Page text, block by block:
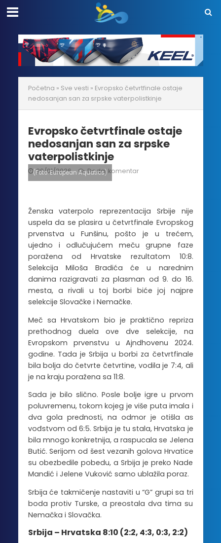
Početna » Sve vesti » Evropsko četvrtfinale ostaje
nedosanjan san za srpske vaterpolistkinje
Evropsko četvrtfinale ostaje
nedosanjan san za srpske
vaterpolistkinje
29/01/2026 Dodaj komentar
(Foto: European Aquatics)
Ženska vaterpolo reprezentacija Srbije nije
uspela da se plasira u četvrtfinale Evropskog
prvenstva u Funšinu, pošto je u trećem,
ujedno i odlučujućem meču grupne faze
poražena od Hrvatske rezultatom 10:8.
Selekcija Miloša Bradića će u narednim
danima razigravati za plasman od 9. do 16.
mesta, a rivali u toj borbi biće joj najpre
selekcije Slovačke i Nemačke.
Meč sa Hrvatskom bio je praktično repriza
prethodnog duela ove dve selekcije, na
Evropskom prvenstvu u Ajndhovenu 2024.
godine. Tada je Srbija u borbi za četvrtfinale
bila bolja do četvrte četvrtine, vodila je 7:4, ali
je na kraju poražena sa 11:8.
Sada je bilo slično. Posle bolje igre u prvom
poluvremenu, tokom kojeg je više puta imala i
dva gola prednosti, na odmor je otišla as
vođstvom od 6:5. Srbija je tu stala, Hrvatska je
bila mnogo konkretnija, a raspucala se Jelena
Butić. Serijom od šest vezanih golova Hrvatice
su obezbedile pobedu, a Srbija je preko Nade
Mandić i Jelene Vuković samo ublažila poraz.
Srbija će takmičenje nastaviti u “G” grupi sa tri
boda protiv Turske, a preostala dva tima su
Nemačka i Slovačka.
Srbija – Hrvatska 8:10 (2:2, 4:3, 0:3, 2:2)